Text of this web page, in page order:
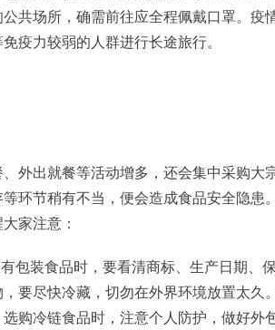
共场所，确需前往应全程佩戴口罩。疫
疫力较弱的人群进行长途旅行。
出就餐等活动增多，还会集中采购大
环节稍有不当，便会造成食品安全隐患
家注意：
装食品时，要看清商标、生产日期、
要尽快冷藏，切勿在外界环境放置太久
购冷链食品时，注意个人防护，做好外